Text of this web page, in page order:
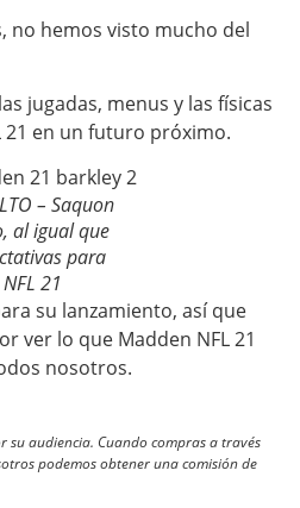
no hemos visto mucho del
jugadas, menus y las físicas
21 en un futuro próximo.
– Saquon
al igual que
para
21
su lanzamiento, así que
ver lo que Madden NFL 21
nosotros.
su audiencia. Cuando compras a través
podemos obtener una comisión de